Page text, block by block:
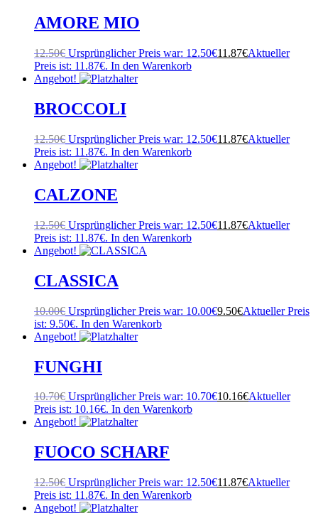
AMORE MIO
12.50€ Ursprünglicher Preis war: 12.50€11.87€Aktueller
Preis ist: 11.87€. In den Warenkorb
Angebot!
BROCCOLI
12.50€ Ursprünglicher Preis war: 12.50€11.87€Aktueller
Preis ist: 11.87€. In den Warenkorb
Angebot!
CALZONE
12.50€ Ursprünglicher Preis war: 12.50€11.87€Aktueller
Preis ist: 11.87€. In den Warenkorb
Angebot!
CLASSICA
10.00€ Ursprünglicher Preis war: 10.00€9.50€Aktueller Preis
ist: 9.50€. In den Warenkorb
Angebot!
FUNGHI
10.70€ Ursprünglicher Preis war: 10.70€10.16€Aktueller
Preis ist: 10.16€. In den Warenkorb
Angebot!
FUOCO SCHARF
12.50€ Ursprünglicher Preis war: 12.50€11.87€Aktueller
Preis ist: 11.87€. In den Warenkorb
Angebot!